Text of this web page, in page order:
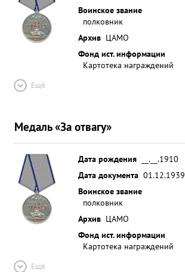
Воинское звание
полковник
Архив ЦАМО
Фонд ист. информации
Картотека награждений
Ещё
Медаль «За отвагу»
Дата рождения
__.__.1910
Дата документа 01.12.1939
Воинское звание
полковник
Архив ЦАМО
Фонд ист. информации
Картотека награждений
Ещё